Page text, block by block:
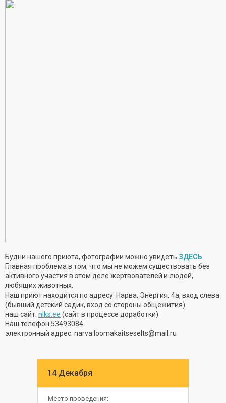
Будни нашего приюта, фотографии можно увидеть ЗДЕСЬ
Главная проблема в том, что мы не можем существовать без
активного участия в этом деле жертвователей и людей,
любящих животных.
Наш приют находится по адресу: Нарва, Энергия, 4а, вход слева
(бывший детский садик, вход со стороны общежития)
наш сайт: nlks.ee (сайт в процессе доработки)
Наш телефон 53493084
электронный адрес: narva.loomakaitseselts@mail.ru
14 Декабря
Место проведения: